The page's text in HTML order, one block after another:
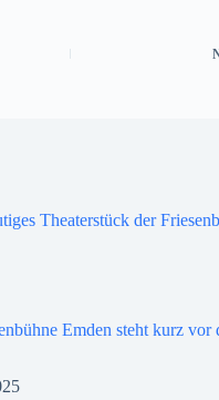
Theaterstück der
Emden steht kurz vor